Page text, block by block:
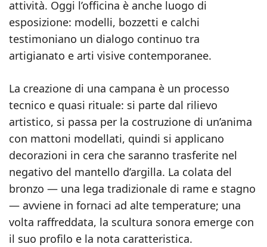
attività. Oggi l’officina è anche luogo di
esposizione: modelli, bozzetti e calchi
testimoniano un dialogo continuo tra
artigianato e arti visive contemporanee.
La creazione di una campana è un processo
tecnico e quasi rituale: si parte dal rilievo
artistico, si passa per la costruzione di un’anima
con mattoni modellati, quindi si applicano
decorazioni in cera che saranno trasferite nel
negativo del mantello d’argilla. La colata del
bronzo — una lega tradizionale di rame e stagno
— avviene in fornaci ad alte temperature; una
volta raffreddata, la scultura sonora emerge con
il suo profilo e la nota caratteristica.